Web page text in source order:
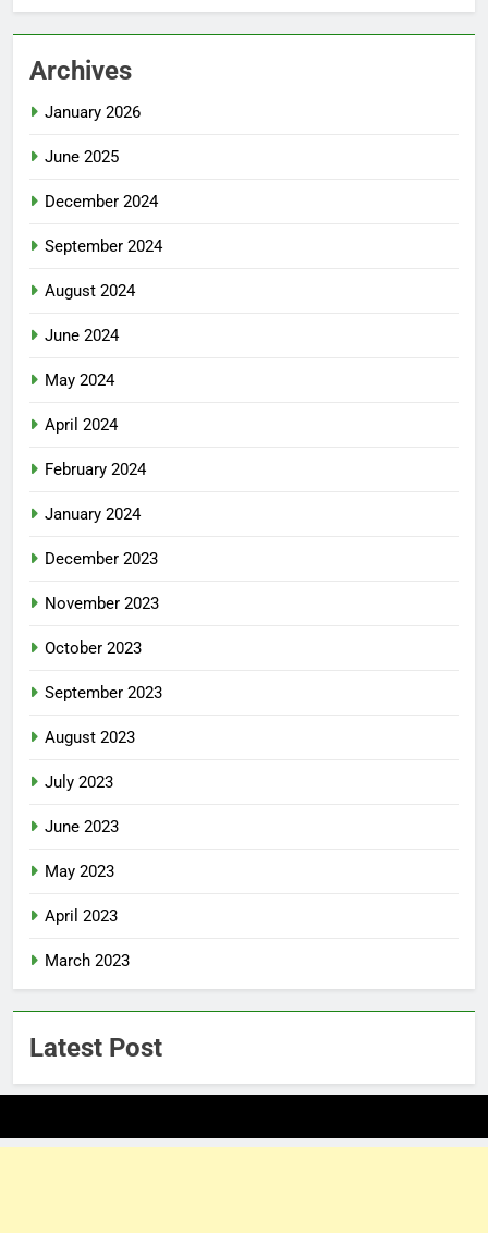
Archives
January 2026
June 2025
December 2024
September 2024
August 2024
June 2024
May 2024
April 2024
February 2024
January 2024
December 2023
November 2023
October 2023
September 2023
August 2023
July 2023
June 2023
May 2023
April 2023
March 2023
Latest Post